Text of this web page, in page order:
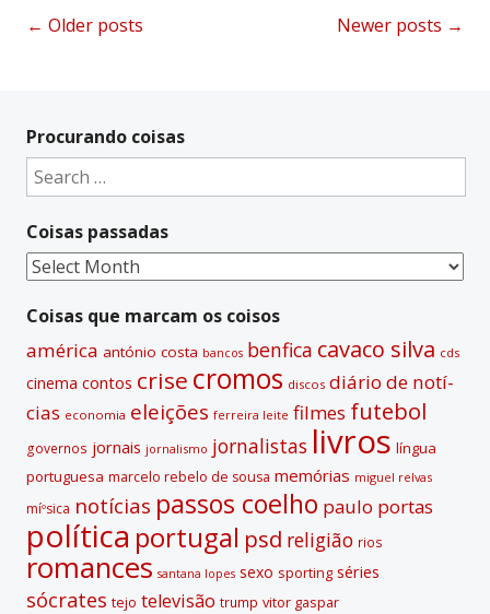
Posts
← Older posts Newer posts →
Procurando coisas
Search
for:
Coisas passadas
Coisas
Coisas que marcam os coisos
américa antónio costa bancos benfica cavaco silva cds
cinema contos crise cromos discos diário de notí­
cias economia eleições ferreira leite filmes futebol
governos jornais jornalismo jornalistas livros lí­ngua
portuguesa marcelo rebelo de sousa memórias miguel relvas
míºsica notí­cias passos coelho paulo portas
polí­tica portugal psd religião rios
romances santana lopes sexo sporting séries
sócrates tejo televisão trump vitor gaspar